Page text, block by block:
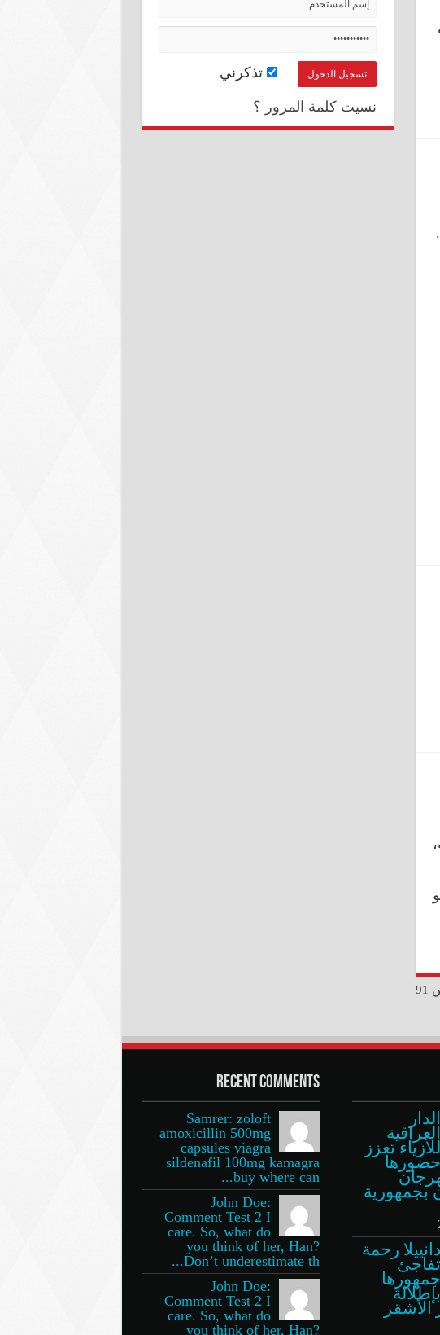
تذكرني
نسيت كلمة المرور ؟
الدار
العراقية
للأزياء تعزز
حضورها
بجمهورية
دانييلا رحمة
تفاجئ
جمهورها
بإطلالة
الأشقر
Recent Comments
Samrer: zoloft
amoxicillin 500mg
capsules viagra
sildenafil 100mg kamagra
buy where can...
John Doe:
Comment Test 2 I
care. So, what do
you think of her, Han?
Don’t underestimate th...
John Doe:
Comment Test 2 I
care. So, what do
you think of her, Han?